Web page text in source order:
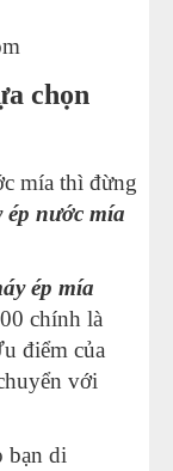
chọn
mía thì đừng
ép nước mía
ép mía
chính là
điểm của
với
bạn di